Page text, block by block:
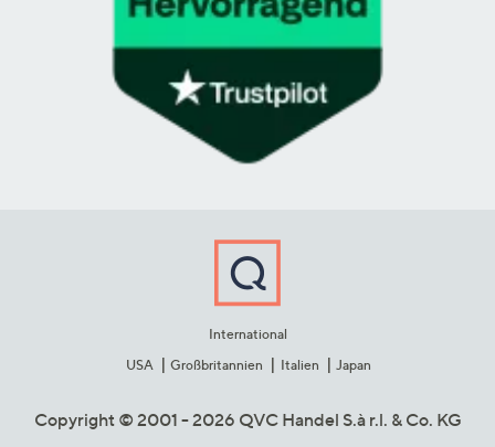
International
USA
Großbritannien Italien Japan
Copyright © 2001 - 2026 QVC Handel S.à r.l. & Co. KG